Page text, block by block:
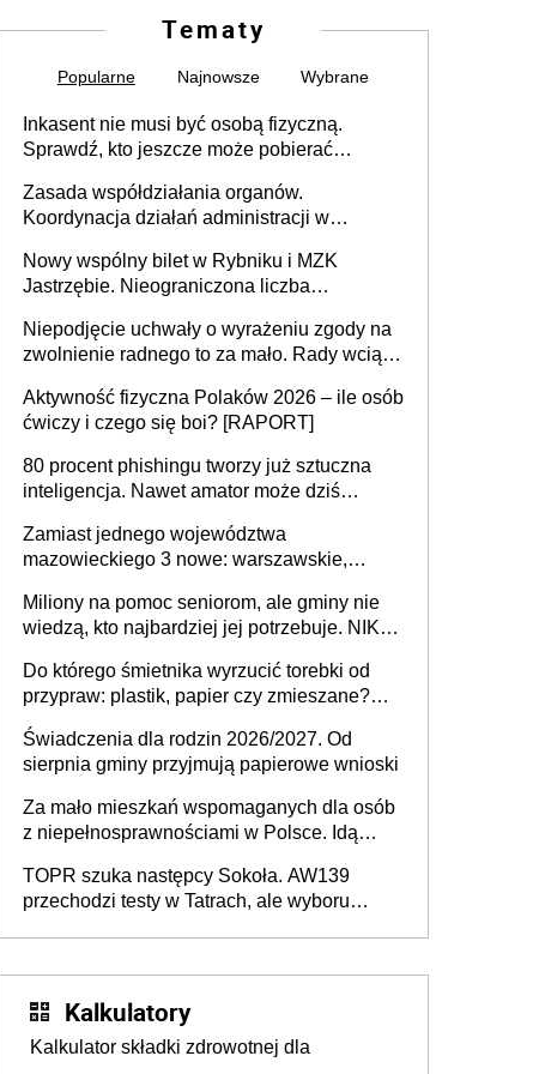
Tematy
Popularne Najnowsze Wybrane
Inkasent nie musi być osobą fizyczną.
Sprawdź, kto jeszcze może pobierać
Zasada współdziałania organów.
Koordynacja działań administracji w
Nowy wspólny bilet w Rybniku i MZK
Jastrzębie. Nieograniczona liczba
Niepodjęcie uchwały o wyrażeniu zgody na
zwolnienie radnego to za mało. Rady wciąż
rozstrzygać sprawy
Aktywność fizyczna Polaków 2026 – ile osób
ćwiczy i czego się boi? [RAPORT]
80 procent phishingu tworzy już sztuczna
inteligencja. Nawet amator może dziś
Zamiast jednego województwa
mazowieckiego 3 nowe: warszawskie,
Europie nie ma tak dużych jednostek
stołecznych
Miliony na pomoc seniorom, ale gminy nie
wiedzą, kto najbardziej jej potrzebuje. NIK
Do którego śmietnika wyrzucić torebki od
przypraw: plastik, papier czy zmieszane?
Świadczenia dla rodzin 2026/2027. Od
sierpnia gminy przyjmują papierowe wnioski
Za mało mieszkań wspomaganych dla osób
z niepełnosprawnościami w Polsce. Idą
TOPR szuka następcy Sokoła. AW139
przechodzi testy w Tatrach, ale wyboru
Kalkulatory
Kalkulator składki zdrowotnej dla